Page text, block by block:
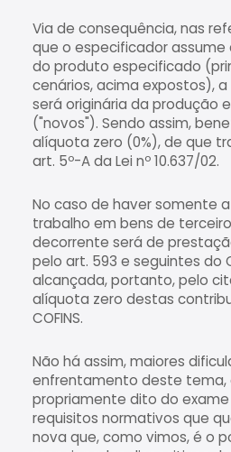
Via de consequência, nas
que o especificador
do produto especificado
cenários, acima expostos),
será originária da produção
("novos"). Sendo assim,
alíquota zero (0%), de que
art. 5º-A da Lei nº 10.637/02.
No caso de haver somente
trabalho em bens de
decorrente será de
pelo art. 593 e seguintes do
alcançada, portanto, pelo
alíquota zero destas
COFINS.
Não há assim, maiores
enfrentamento deste tema,
propriamente dito do
requisitos normativos que
nova que, como vimos, é o